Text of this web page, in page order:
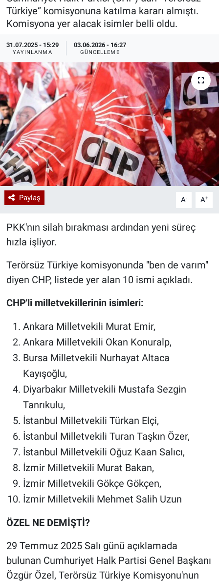
Türkiye” komisyonuna katılma kararı almıştı.
Komisyona yer alacak isimler belli oldu.
31.07.2025 - 15:29
YAYINLANMA
03.06.2026 - 16:27
GÜNCELLEME
Paylaş A- A+
PKK'nın silah bırakması ardından yeni süreç
hızla işliyor.
Terörsüz Türkiye komisyonunda "ben de varım"
diyen CHP, listede yer alan 10 ismi açıkladı.
CHP'li milletvekillerinin isimleri:
Ankara Milletvekili Murat Emir,
Ankara Milletvekili Okan Konuralp,
Bursa Milletvekili Nurhayat Altaca
Kayışoğlu,
Diyarbakır Milletvekili Mustafa Sezgin
Tanrıkulu,
İstanbul Milletvekili Türkan Elçi,
İstanbul Milletvekili Turan Taşkın Özer,
İstanbul Milletvekili Oğuz Kaan Salıcı,
İzmir Milletvekili Murat Bakan,
İzmir Milletvekili Gökçe Gökçen,
İzmir Milletvekili Mehmet Salih Uzun
ÖZEL NE DEMİŞTİ?
29 Temmuz 2025 Salı günü açıklamada
bulunan Cumhuriyet Halk Partisi Genel Başkanı
Özgür Özel, Terörsüz Türkiye Komisyonu'nun
Özel Haberler
Yazarlar
Dünya
Medya
Özel Haberler
Kadın
Erişim Bilgileri
Sağlık
Teknoloji
Ramazan
Haber Arşivi